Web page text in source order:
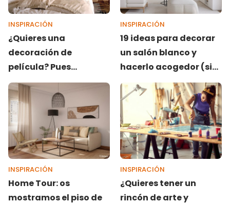
INSPIRACIÓN
¿Quieres una
decoración de
película? Pues
inspírate en estos
films
INSPIRACIÓN
19 ideas para decorar
un salón blanco y
hacerlo acogedor (sin
que se vea frío)
INSPIRACIÓN
Home Tour: os
mostramos el piso de
INSPIRACIÓN
¿Quieres tener un
rincón de arte y